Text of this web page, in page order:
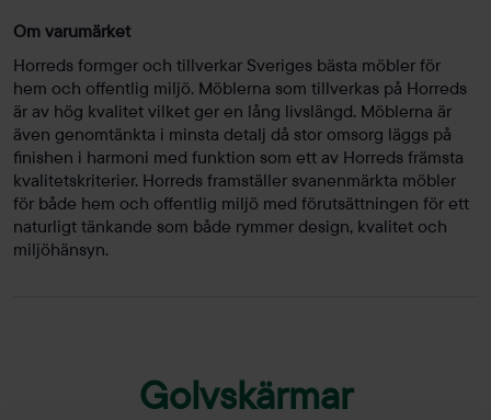
Om varumärket
Horreds formger och tillverkar Sveriges bästa möbler för
hem och offentlig miljö. Möblerna som tillverkas på Horreds
är av hög kvalitet vilket ger en lång livslängd. Möblerna är
även genomtänkta i minsta detalj då stor omsorg läggs på
finishen i harmoni med funktion som ett av Horreds främsta
kvalitetskriterier. Horreds framställer svanenmärkta möbler
för både hem och offentlig miljö med förutsättningen för ett
naturligt tänkande som både rymmer design, kvalitet och
miljöhänsyn.
Golvskärmar